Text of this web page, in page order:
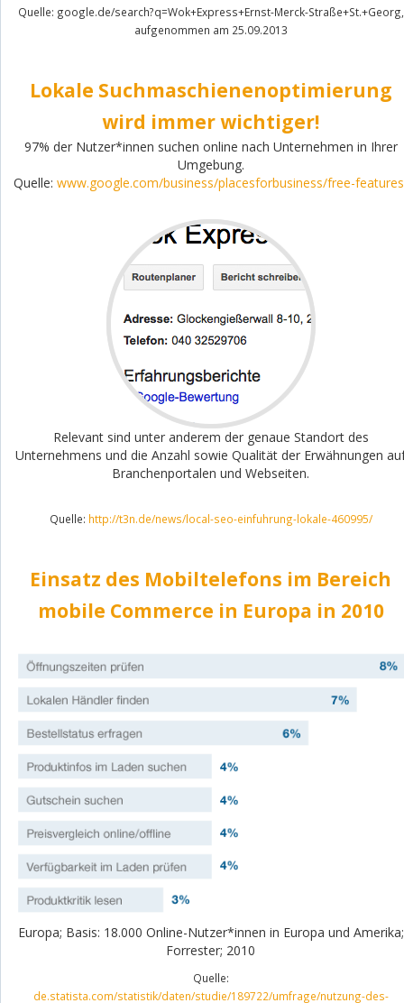
Quelle: google.de/search?q=Wok+Express+Ernst-Merck-Straße+St.+Georg,
aufgenommen am 25.09.2013
Lokale Suchmaschienenoptimierung
wird immer wichtiger!
97% der Nutzer*innen suchen online nach Unternehmen in Ihrer
Umgebung.
Quelle: www.google.com/business/placesforbusiness/free-
Relevant sind unter anderem der genaue Standort des
Unternehmens und die Anzahl sowie Qualität der Erwähnungen
Branchenportalen und Webseiten.
Quelle: http://t3n.de/news/local-seo-einfuhrung-lokale-460995/
Einsatz des Mobiltelefons im Bereich
mobile Commerce in Europa in 2010
Europa; Basis: 18.000 Online-Nutzer*innen in Europa und Amerika;
Forrester; 2010
Quelle:
de.statista.com/statistik/daten/studie/189722/umfrage/nutzung-des-